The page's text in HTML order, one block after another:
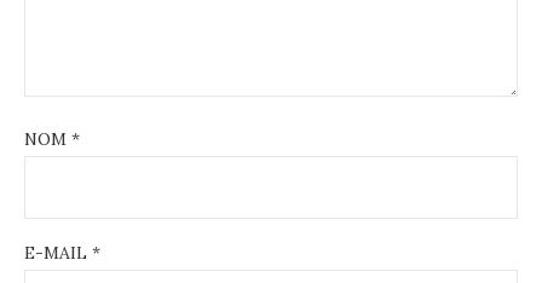
NOM *
E-MAIL *